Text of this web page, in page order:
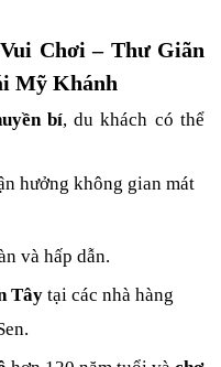
Chơi – Thư Giãn
Mỹ Khánh
bí, du khách có thể
hưởng không gian mát
và hấp dẫn.
Tây tại các nhà hàng